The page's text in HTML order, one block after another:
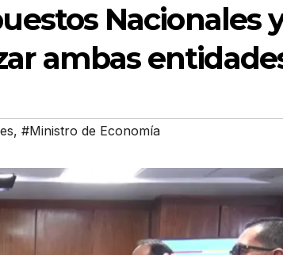
Nacionales
ambas
, #Ministro de Economía